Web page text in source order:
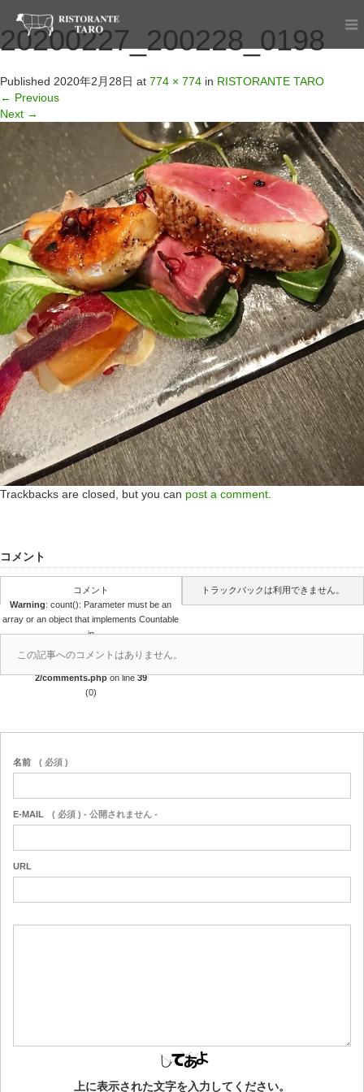
20200227_200228_0198
Published 2020年2月28日 at 774 × 774 in RISTORANTE TARO
← Previous
Next →
Trackbacks are closed, but you can post a comment
コメント
コメント
Warning: count(): Parameter must be an
array or an object that implements Countable
in
/home/r4688280/public_html/takedataro.c
om/wp-content/themes/amore_tcd028-
2/comments.phpon line39
(0)
トラックバックは利用できません。
この記事へのコメントはありません。
名前 ( 必須 )
E-MAIL ( 必須 ) - 公開されません -
URL
上に表示された文字を入力してください。